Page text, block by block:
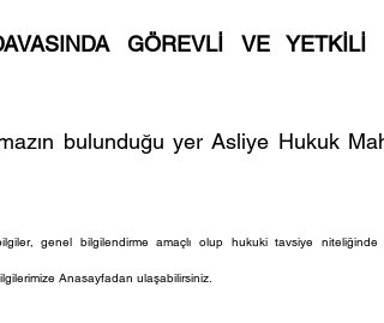
GÖREVLİ VE YETKİLİ
bulunduğu yer Asliye Hukuk
genel bilgilendirme amaçlı olup hukuki tavsiye niteliğinde
Anasayfadan ulaşabilirsiniz.